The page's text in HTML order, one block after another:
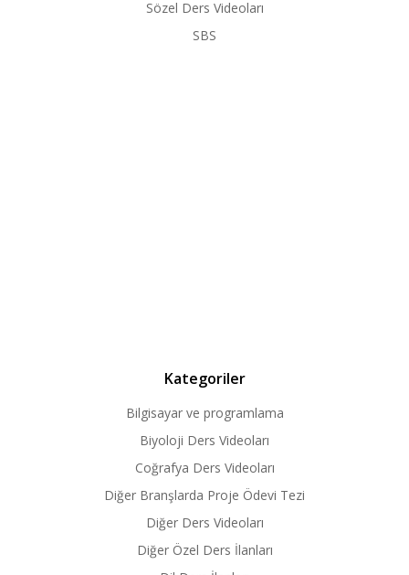
Sözel Ders Videoları
SBS
Kategoriler
Bilgisayar ve programlama
Biyoloji Ders Videoları
Coğrafya Ders Videoları
Diğer Branşlarda Proje Ödevi Tezi
Diğer Ders Videoları
Diğer Özel Ders İlanları